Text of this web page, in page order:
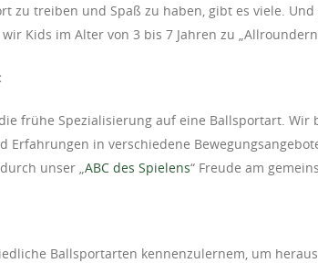
zu treiben und Spaß zu haben, gibt es viele.
Kids im Alter von 3 bis 7 Jahren zu
frühe Spezialisierung auf eine Ballsportart.
Erfahrungen in verschiedene
unser „ ABC des Spielens“ Freude am
Ballsportarten kennenzulernem, um